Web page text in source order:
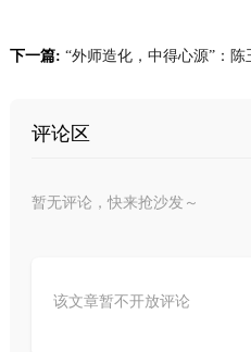
下一篇: “外师造化，中得心源”：
评论区
暂无评论，快来抢沙发～
该文章暂不开放评论